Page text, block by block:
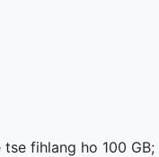
fihlang ho 100 GB;